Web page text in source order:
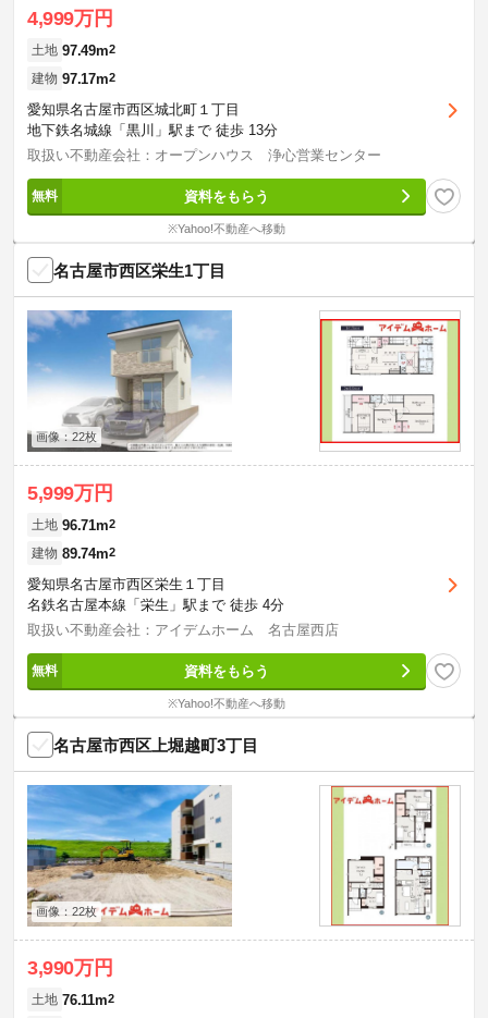
4,999万円
土地 97.49m2
建物 97.17m2
愛知県名古屋市西区城北町１丁目
地下鉄名城線「黒川」駅まで 徒歩 13分
取扱い不動産会社：オープンハウス 浄心営業センター
資料をもらう
※Yahoo!不動産へ移動
名古屋市西区栄生1丁目
画像：22枚
5,999万円
土地 96.71m2
建物 89.74m2
愛知県名古屋市西区栄生１丁目
名鉄名古屋本線「栄生」駅まで 徒歩 4分
取扱い不動産会社：アイデムホーム 名古屋西店
資料をもらう
※Yahoo!不動産へ移動
名古屋市西区上堀越町3丁目
画像：22枚
3,990万円
土地 76.11m2